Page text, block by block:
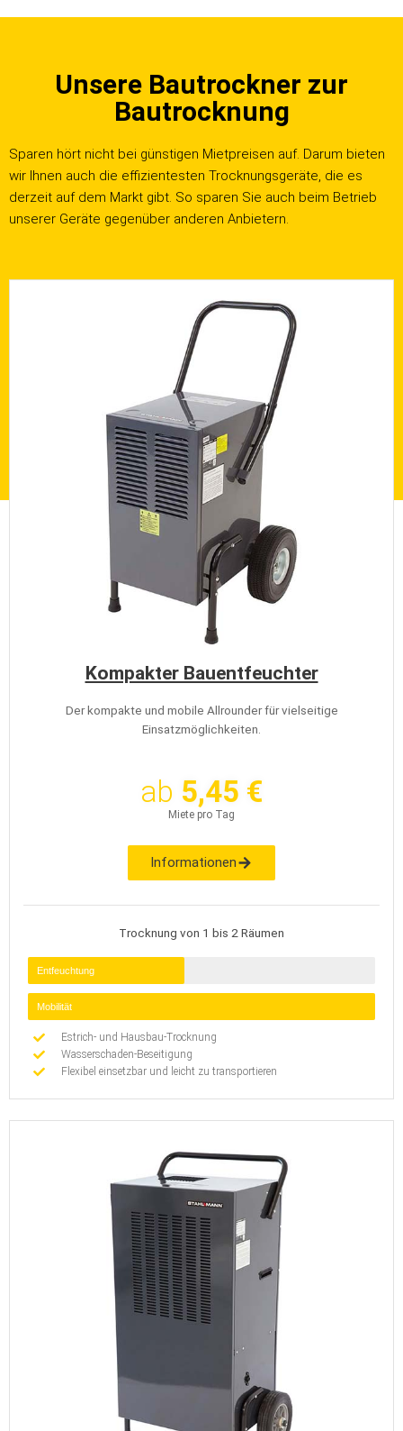
Unsere Bautrockner zur
Bautrocknung
Sparen hört nicht bei günstigen Mietpreisen auf. Darum bieten
wir Ihnen auch die effizientesten Trocknungsgeräte, die es
derzeit auf dem Markt gibt. So sparen Sie auch beim Betrieb
unserer Geräte gegenüber anderen Anbietern.
Kompakter Bauentfeuchter
Der kompakte und mobile Allrounder für vielseitige
Einsatzmöglichkeiten.
ab 5,45 €
Miete pro Tag
Informationen
Trocknung von 1 bis 2 Räumen
Entfeuchtung
Mobilität
Estrich- und Hausbau-Trocknung
Wasserschaden-Beseitigung
Flexibel einsetzbar und leicht zu transportieren